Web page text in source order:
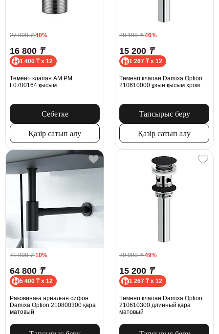
27 990₸-40%
16 800 ₸
1 400 ₸ x 12
Төменгі клапан AM.PM
F0700164 қысым
Себетке
Қазір сатып алу
28 190₸-46%
15 200 ₸
1 267 ₸ x 12
Төменгі клапан Damixa Option
210610000 ұзын қысым хром
Тапсырыс беру
Қазір сатып алу
71 990₸-10%
64 800 ₸
5 400 ₸ x 12
Раковинаға арналған сифон
Damixa Option 210800300 қара
матовый
29 990₸-49%
15 200 ₸
1 267 ₸ x 12
Төменгі клапан Damixa Option
210610300 длинный қара
матовый